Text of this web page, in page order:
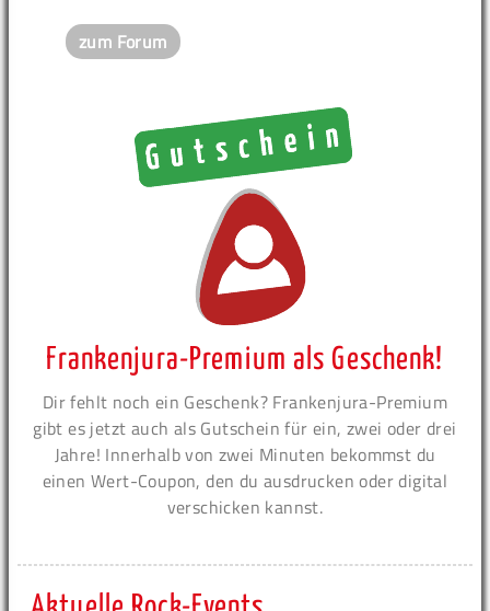
zum Forum
Frankenjura-Premium als Geschenk!
Dir fehlt noch ein Geschenk? Frankenjura-Premium
gibt es jetzt auch als Gutschein für ein, zwei oder drei
Jahre! Innerhalb von zwei Minuten bekommst du
einen Wert-Coupon, den du ausdrucken oder digital
verschicken kannst.